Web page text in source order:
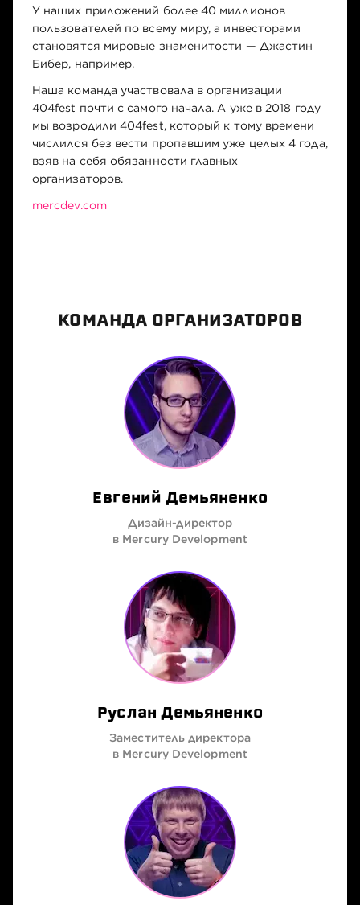
У наших приложений более 40 миллионов
пользователей по всему миру, а инвесторами
становятся мировые знаменитости — Джастин
Бибер, например.
Наша команда участвовала в организации
404fest почти с самого начала. А уже в 2018 году
мы возродили 404fest, который к тому времени
числился без вести пропавшим уже целых 4 года,
взяв на себя обязанности главных
организаторов.
mercdev.com
КОМАНДА ОРГАНИЗАТОРОВ
Евгений Демьяненко
Дизайн-директор
в Mercury Development
Руслан Демьяненко
Заместитель директора
в Mercury Development